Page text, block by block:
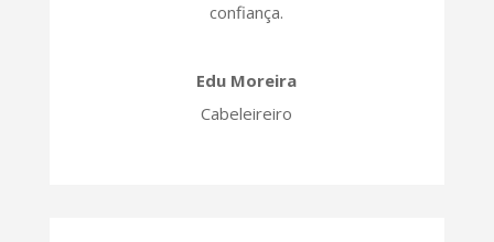
confiança.
Edu Moreira
Cabeleireiro